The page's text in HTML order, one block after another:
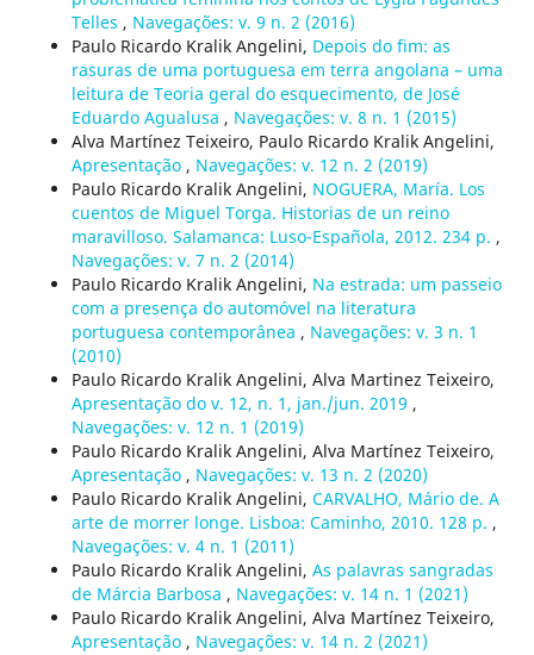
Telles , Navegações: v. 9 n. 2 (2016)
Paulo Ricardo Kralik Angelini, Depois do fim: as
rasuras de uma portuguesa em terra angolana – uma
leitura de Teoria geral do esquecimento, de José
Eduardo Agualusa , Navegações: v. 8 n. 1 (2015)
Alva Martínez Teixeiro, Paulo Ricardo Kralik Angelini,
Apresentação , Navegações: v. 12 n. 2 (2019)
Paulo Ricardo Kralik Angelini, NOGUERA, María. Los
cuentos de Miguel Torga. Historias de un reino
maravilloso. Salamanca: Luso-Española, 2012. 234 p. ,
Navegações: v. 7 n. 2 (2014)
Paulo Ricardo Kralik Angelini, Na estrada: um passeio
com a presença do automóvel na literatura
portuguesa contemporânea , Navegações: v. 3 n. 1
(2010)
Paulo Ricardo Kralik Angelini, Alva Martinez Teixeiro,
Apresentação do v. 12, n. 1, jan./jun. 2019 ,
Navegações: v. 12 n. 1 (2019)
Paulo Ricardo Kralik Angelini, Alva Martínez Teixeiro,
Apresentação , Navegações: v. 13 n. 2 (2020)
Paulo Ricardo Kralik Angelini, CARVALHO, Mário de. A
arte de morrer longe. Lisboa: Caminho, 2010. 128 p. ,
Navegações: v. 4 n. 1 (2011)
Paulo Ricardo Kralik Angelini, As palavras sangradas
de Márcia Barbosa , Navegações: v. 14 n. 1 (2021)
Paulo Ricardo Kralik Angelini, Alva Martínez Teixeiro,
Apresentação , Navegações: v. 14 n. 2 (2021)